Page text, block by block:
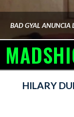
HILARY